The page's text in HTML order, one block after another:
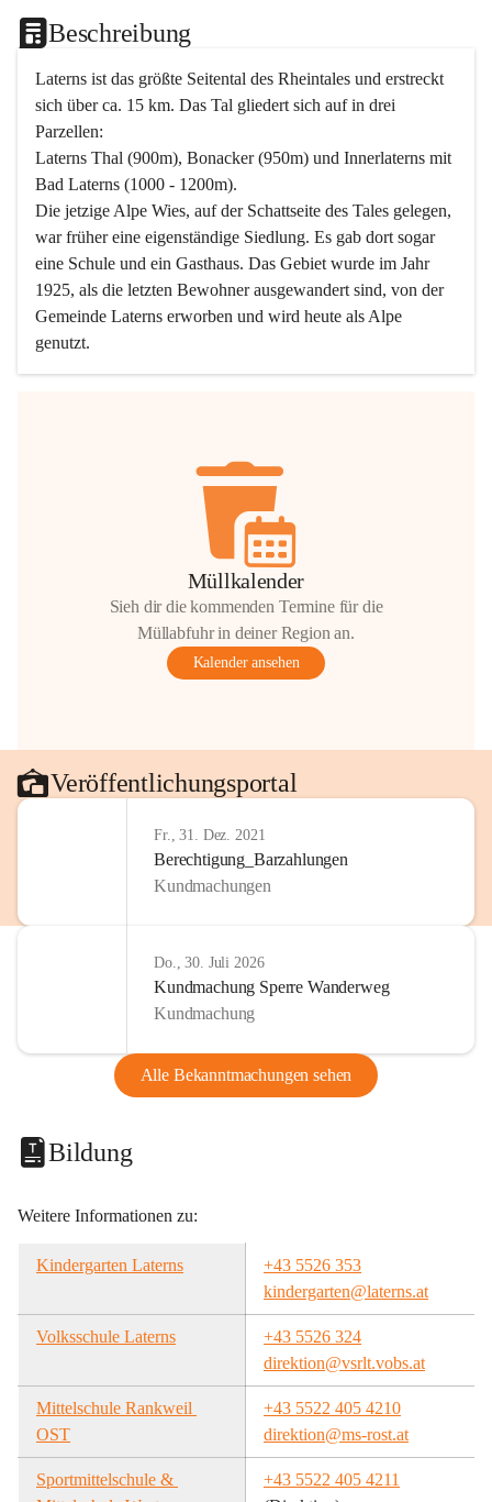
Beschreibung
Laterns ist das größte Seitental des Rheintales und erstreckt
sich über ca. 15 km. Das Tal gliedert sich auf in drei
Parzellen:
Laterns Thal (900m), Bonacker (950m) und Innerlaterns mit
Bad Laterns (1000 - 1200m).
Die jetzige Alpe Wies, auf der Schattseite des Tales gelegen,
war früher eine eigenständige Siedlung. Es gab dort sogar
eine Schule und ein Gasthaus. Das Gebiet wurde im Jahr
1925, als die letzten Bewohner ausgewandert sind, von der
Gemeinde Laterns erworben und wird heute als Alpe
genutzt.
Müllkalender
Sieh dir die kommenden Termine für die
Müllabfuhr in deiner Region an.
Kalender ansehen
Veröffentlichungsportal
Fr., 31. Dez. 2021
Berechtigung_Barzahlungen
Kundmachungen
Do., 30. Juli 2026
Kundmachung Sperre Wanderweg
Kundmachung
Alle Bekanntmachungen sehen
Bildung
Weitere Informationen zu:
Kindergarten Laterns
+43 5526 353
kindergarten@laterns.at
Volksschule Laterns
+43 5526 324
direktion@vsrlt.vobs.at
Mittelschule Rankweil
OST
+43 5522 405 4210
direktion@ms-rost.at
Sportmittelschule &
+43 5522 405 4211